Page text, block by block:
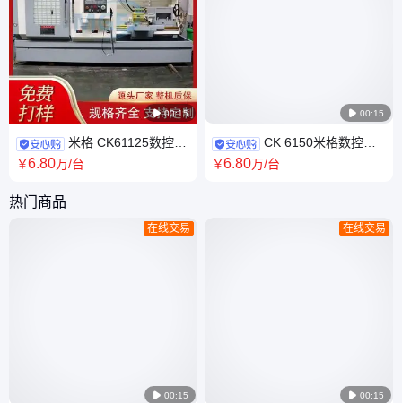
 00:15
米格 CK61125数控车
床CK6140型 导轨高频淬火 专
￥6.80万/台
 00:15
CK 6150米格数控车
床厂家 支持原产地 机械换挡
￥6.80万/台
热门商品
 00:15
在线交易
 00:15
在线交易